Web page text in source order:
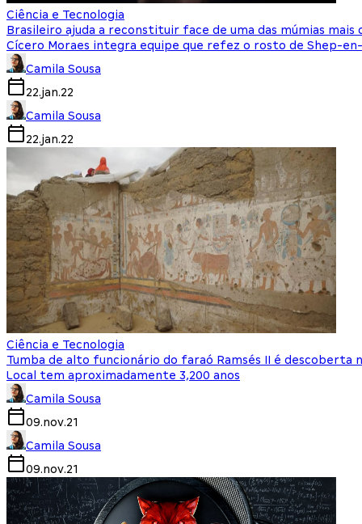
Ciência e Tecnologia
Brasileiro ajuda a reconstituir face de uma das múmias mais
Cícero Moraes integra equipe que refez o rosto de Shep-
Camila Sousa
22.jan.22
Camila Sousa
22.jan.22
Ciência e Tecnologia
Tumba de alto funcionário do faraó Ramsés II é descoberta
Local tem aproximadamente 3,200 anos
Camila Sousa
09.nov.21
Camila Sousa
09.nov.21